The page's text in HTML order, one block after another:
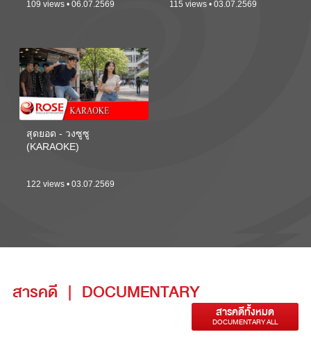
109 views • 06.07.2569 115 views • 03.07.2569
สุดยอด - วงซูซู
(KARAOKE)
122 views • 03.07.2569
สารคดี | DOCUMENTARY
สารคดีทั้งหมด
DOCUMENTARY ALL